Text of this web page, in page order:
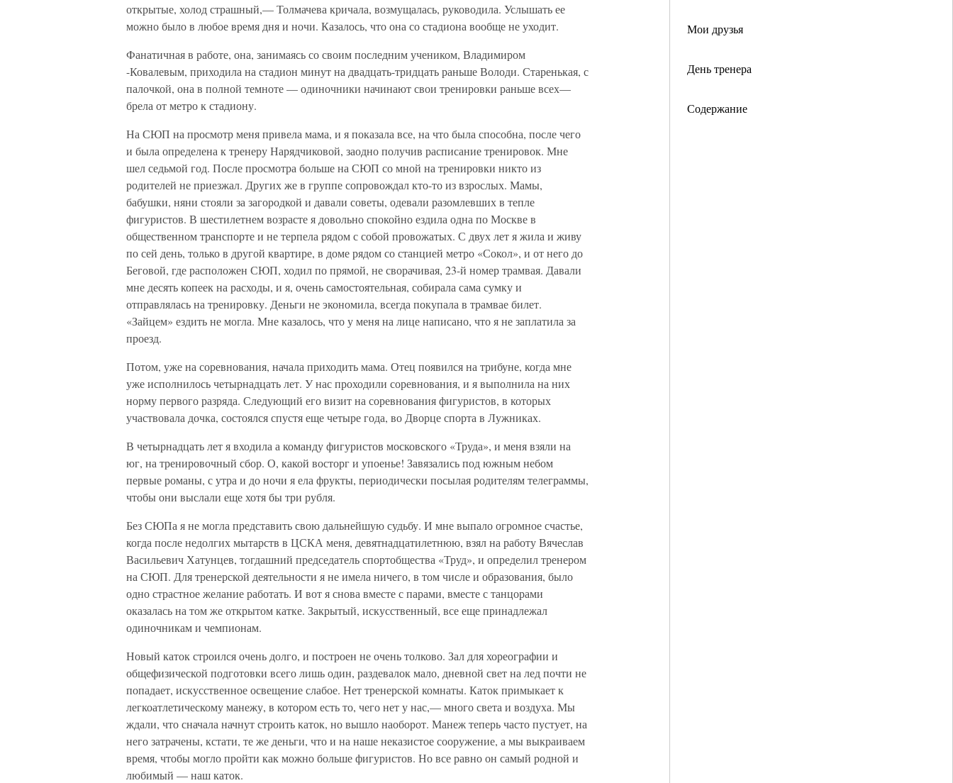
Мои друзья
День тренера
Содержание
открытые, холод страшный,— Толмачева кричала, возмущалась, руководила. Услышать ее
можно было в любое время дня и ночи. Казалось, что она со стадиона вообще не уходит.
Фанатичная в работе, она, занимаясь со своим последним учеником, Владимиром
-Ковалевым, приходила на стадион минут на двадцать-тридцать раньше Володи. Старенькая, с
палочкой, она в полной темноте — одиночники начинают свои тренировки раньше всех—
брела от метро к стадиону.
На СЮП на просмотр меня привела мама, и я показала все, на что была способна, после чего
и была определена к тренеру Нарядчиковой, заодно получив расписание тренировок. Мне
шел седьмой год. После просмотра больше на СЮП со мной на тренировки никто из
родителей не приезжал. Других же в группе сопровождал кто-то из взрослых. Мамы,
бабушки, няни стояли за загородкой и давали советы, одевали разомлевших в тепле
фигуристов. В шестилетнем возрасте я довольно спокойно ездила одна по Москве в
общественном транспорте и не терпела рядом с собой провожатых. С двух лет я жила и живу
по сей день, только в другой квартире, в доме рядом со станцией метро «Сокол», и от него до
Беговой, где расположен СЮП, ходил по прямой, не сворачивая, 23-й номер трамвая. Давали
мне десять копеек на расходы, и я, очень самостоятельная, собирала сама сумку и
отправлялась на тренировку. Деньги не экономила, всегда покупала в трамвае билет.
«Зайцем» ездить не могла. Мне казалось, что у меня на лице написано, что я не заплатила за
проезд.
Потом, уже на соревнования, начала приходить мама. Отец появился на трибуне, когда мне
уже исполнилось четырнадцать лет. У нас проходили соревнования, и я выполнила на них
норму первого разряда. Следующий его визит на соревнования фигуристов, в которых
участвовала дочка, состоялся спустя еще четыре года, во Дворце спорта в Лужниках.
В четырнадцать лет я входила а команду фигуристов московского «Труда», и меня взяли на
юг, на тренировочный сбор. О, какой восторг и упоенье! Завязались под южным небом
первые романы, с утра и до ночи я ела фрукты, периодически посылая родителям телеграммы,
чтобы они выслали еще хотя бы три рубля.
Без СЮПа я не могла представить свою дальнейшую судьбу. И мне выпало огромное счастье,
когда после недолгих мытарств в ЦСКА меня, девятнадцатилетнюю, взял на работу Вячеслав
Васильевич Хатунцев, тогдашний председатель спортобщества «Труд», и определил тренером
на СЮП. Для тренерской деятельности я не имела ничего, в том числе и образования, было
одно страстное желание работать. И вот я снова вместе с парами, вместе с танцорами
оказалась на том же открытом катке. Закрытый, искусственный, все еще принадлежал
одиночникам и чемпионам.
Новый каток строился очень долго, и построен не очень толково. Зал для хореографии и
общефизической подготовки всего лишь один, раздевалок мало, дневной свет на лед почти не
попадает, искусственное освещение слабое. Нет тренерской комнаты. Каток примыкает к
легкоатлетическому манежу, в котором есть то, чего нет у нас,— много света и воздуха. Мы
ждали, что сначала начнут строить каток, но вышло наоборот. Манеж теперь часто пустует, на
него затрачены, кстати, те же деньги, что и на наше неказистое сооружение, а мы выкраиваем
время, чтобы могло пройти как можно больше фигуристов. Но все равно он самый родной и
любимый — наш каток.